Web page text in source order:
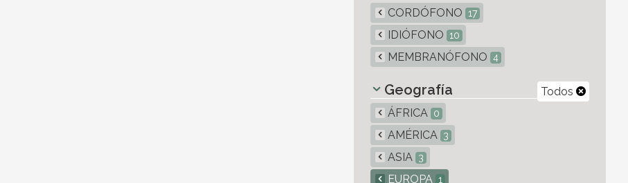
CORDÓFONO 17
IDIÓFONO 10
MEMBRANÓFONO 4
Todos
Geografía
ÁFRICA 0
AMÉRICA 3
ASIA 3
EUROPA 1